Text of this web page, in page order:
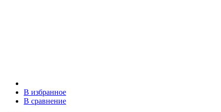
В избранное
В сравнение